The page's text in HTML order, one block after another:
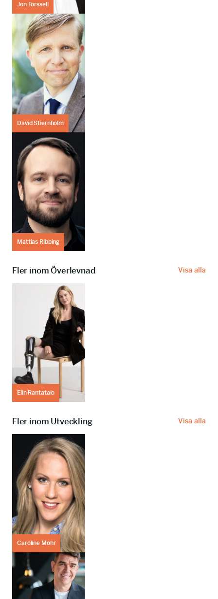
Jon Forssell
David Stiernholm
Mattias Ribbing
Fler inom Överlevnad Visa alla
Elin Rantatalo
Fler inom Utveckling Visa alla
Caroline Mohr